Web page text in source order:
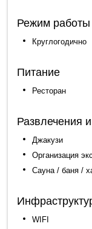
Режим работы
Круглогодично
Питание
Ресторан
Развлечения
Джакузи
Организация
Сауна / баня /
WIFI